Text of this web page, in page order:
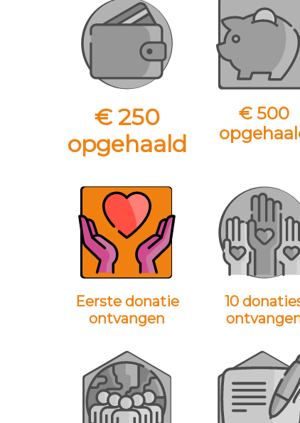
€ 250
opgehaald
€ 500
Eerste donatie
ontvangen
10